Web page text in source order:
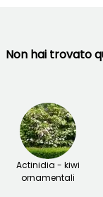
Non hai trovato
Actinidia - kiwi
ornamentali